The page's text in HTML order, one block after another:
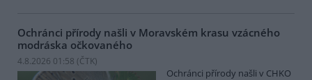
Ochránci přírody našli v Moravském krasu vzácného
modráska očkovaného
4.8.2026 01:58 (ČTK)
Ochránci přírody našli v CHKO